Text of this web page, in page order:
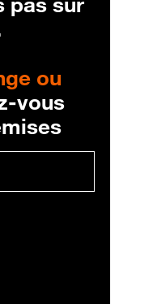
ou
vous